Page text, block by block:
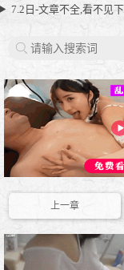
7.2日-文章不全,看不见
上一章